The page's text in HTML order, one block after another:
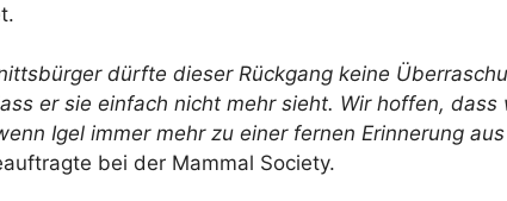
dürfte dieser Rückgang keine
er sie einfach nicht mehr sieht. Wir hoffen,
Igel immer mehr zu einer fernen Erinnerung
bei der Mammal Society.